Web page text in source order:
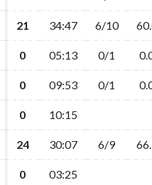
21 34:47 6/10
0 05:13 0/1
0 09:53 0/1
0 10:15
24 30:07 6/9
0 03:25
21 34:47 6/10
0 05:13 0/1
0 09:53 0/1
0 10:15
24 30:07 6/9
0 03:25